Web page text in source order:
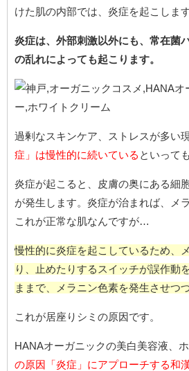
けた肌の内部では、炎症を起こします
炎症は、外部刺激以外にも、常在菌
の乱れによっても起こります。
過剰なスキンケア、ストレスが多い
症」は慢性的に続いている といって
炎症が起こると、皮膚の奥にある細
が発生します。炎症が治まれば、メ
これが正常な肌なんですが…
慢性的に炎症を起こしているため、
り、止めたりするスイッチが誤作動
ままで、メラニン色素を発生させつ
これが居座りシミの原因です。
HANAオーガニックの美白美容液、
の原因「炎症」にアプローチする和